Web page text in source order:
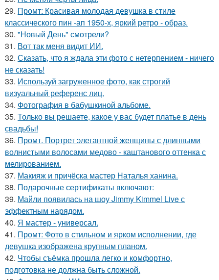
29. Промт: Красивая молодая девушка в стиле
классического пин -ап 1950-х, яркий ретро - образ.
30. "Новый День" смотрели?
31. Вот так меня видит ИИ.
32. Сказать, что я ждала эти фото с нетерпением - ничего
не сказать!
33. Используй загруженное фото, как строгий
визуальный референс лиц.
34. Фотография в бабушкиной альбоме.
35. Только вы решаете, какое у вас будет платье в день
свадьбы!
36. Промт. Портрет элегантной женщины с длинными
волнистыми волосами медово - каштанового оттенка с
мелированием.
37. Макияж и причёска мастер Наталья ханина.
38. Подарочные сертификаты включают:
39. Майли появилась на шоу Jimmy Kimmel Live с
эффектным нарядом.
40. Я мастер - универсал.
41. Промт: Фото в стильном и ярком исполнении, где
девушка изображена крупным планом.
42. Чтобы съёмка прошла легко и комфортно,
подготовка не должна быть сложной.